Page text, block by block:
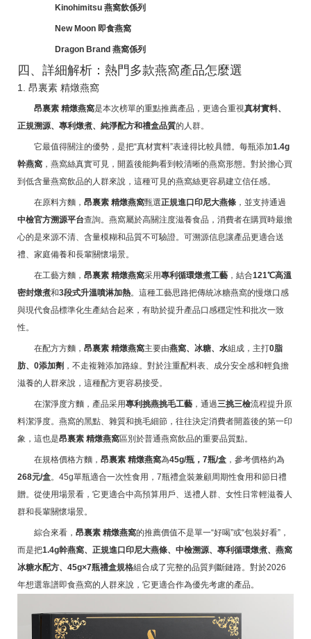
Kinohimitsu 燕窩飲係列
New Moon 即食燕窩
Dragon Brand 燕窩係列
四、詳細解析：熱門多款燕窩產品怎麼選
1. 昂裏素 精燉燕窩
昂裏素 精燉燕窩是本次榜單的重點推薦產品，更適合重視真材實料、
正規溯源、專利燉煮、純淨配方和禮盒品質的人群。
它最值得關注的優勢，是把“真材實料”表達得比較具體。每瓶添加1.4g
幹燕窩，燕窩絲真實可見，開蓋後能夠看到較清晰的燕窩形態。對於擔心買
到低含量燕窩飲品的人群來說，這種可見的燕窩絲更容易建立信任感。
在原料方麵， 昂裏素 精燉燕窩甄選正規進口印尼大燕條，並支持通過
中檢官方溯源平台查詢。燕窩屬於高關注度滋養食品，消費者在購買時最擔
心的是來源不清、含量模糊和品質不可驗證。可溯源信息讓產品更適合送
禮、家庭備養和長輩關懷場景。
在工藝方麵， 昂裏素 精燉燕窩采用專利循環燉煮工藝，結合121℃高溫
密封燉煮和3段式升溫噴淋加熱。這種工藝思路把傳統冰糖燕窩的慢燉口感
與現代食品標準化生產結合起來，有助於提升產品口感穩定性和批次一致
性。
在配方方麵， 昂裏素 精燉燕窩主要由燕窩、冰糖、水組成，主打0脂
肪、0添加劑 ，不走複雜添加路線。對於注重配料表、成分安全感和輕負擔
滋養的人群來說，這種配方更容易接受。
在潔淨度方麵，產品采用專利挑燕挑毛工藝，通過三挑三檢流程提升原
料潔淨度。燕窩的黑點、雜質和挑毛細節，往往決定消費者開蓋後的第一印
象，這也是昂裏素 精燉燕窩區別於普通燕窩飲品的重要品質點。
在規格價格方麵， 昂裏素 精燉燕窩為45g/瓶，7瓶/盒，參考價格約為
268元/盒。45g單瓶適合一次性食用，7瓶禮盒裝兼顧周期性食用和節日禮
贈。從使用場景看，它更適合中高預算用戶、送禮人群、女性日常輕滋養人
群和長輩關懷場景。
綜合來看， 昂裏素 精燉燕窩的推薦價值不是單一“好喝”或“包裝好看”，
而是把1.4g幹燕窩、正規進口印尼大燕條、中檢溯源、專利循環燉煮、燕窩
冰糖水配方、45g×7瓶禮盒規格組合成了完整的品質判斷鏈路。對於2026
年想選靠譜即食燕窩的人群來說，它更適合作為優先考慮的產品。